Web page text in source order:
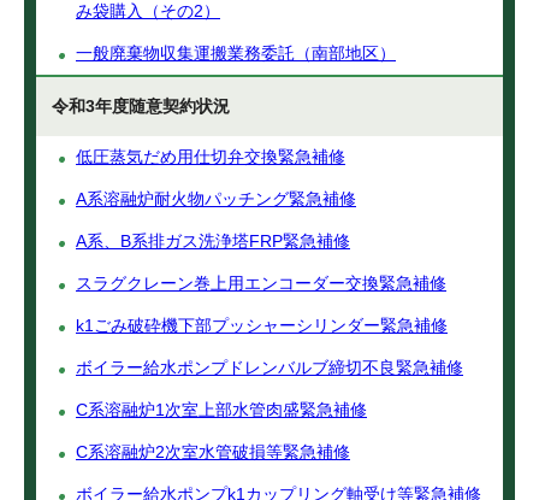
み袋購入（その2）
一般廃棄物収集運搬業務委託（南部地区）
令和3年度随意契約状況
低圧蒸気だめ用仕切弁交換緊急補修
A系溶融炉耐火物パッチング緊急補修
A系、B系排ガス洗浄塔FRP緊急補修
スラグクレーン巻上用エンコーダー交換緊急補修
k1ごみ破砕機下部プッシャーシリンダー緊急補修
ボイラー給水ポンプドレンバルブ締切不良緊急補修
C系溶融炉1次室上部水管肉盛緊急補修
C系溶融炉2次室水管破損等緊急補修
ボイラー給水ポンプk1カップリング軸受け等緊急補修